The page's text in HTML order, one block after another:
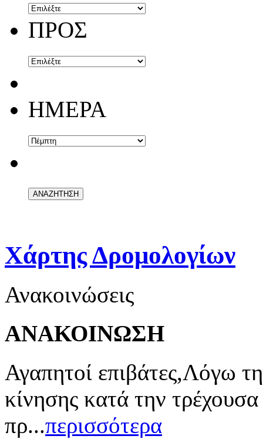
ΠΡΟΣ
ΗΜΕΡΑ
Χάρτης Δρομολογίων
Ανακοινώσεις
ΑΝΑΚΟΙΝΩΣΗ
Αγαπητοί επιβάτες,Λόγω
κίνησης κατά την
πρ...περισσότερα